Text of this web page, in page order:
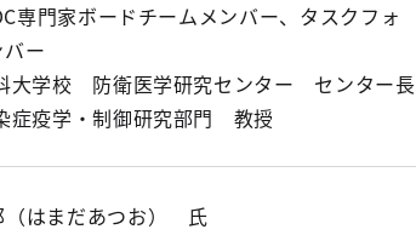
専門家ボードチームメンバー、タスクフォ
ー
大学校 防衛医学研究センター センター長
症疫学・制御研究部門 教授
（はまだあつお） 氏